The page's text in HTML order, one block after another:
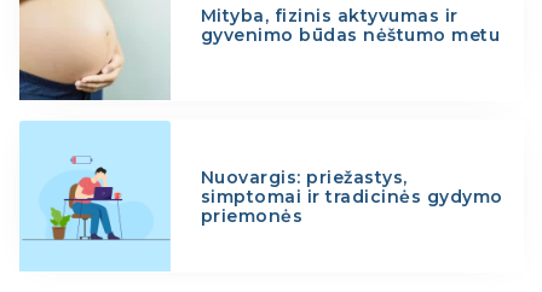
Mityba, fizinis aktyvumas ir
gyvenimo būdas nėštumo metu
Nuovargis: priežastys,
simptomai ir tradicinės gydymo
priemonės